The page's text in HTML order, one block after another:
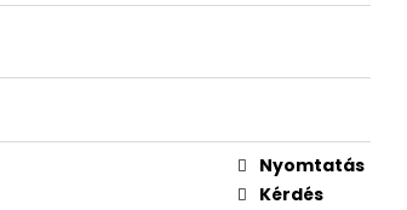
Nyomtatás
Kérdés